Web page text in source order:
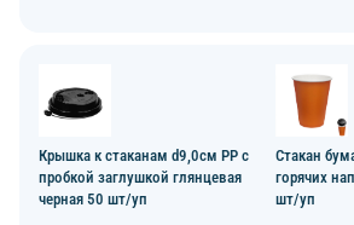
Крышка к стаканам d9,0см PP с
пробкой заглушкой глянцевая
черная 50 шт/уп
Стакан
горячих
шт/уп